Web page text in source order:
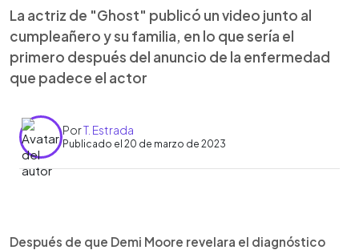
La actriz de "Ghost" publicó un video junto al
cumpleañero y su familia, en lo que sería el
primero después del anuncio de la enfermedad
que padece el actor
PorT. Estrada
Publicado el 20 de marzo de 2023
► Escuchar artículo
Después de que Demi Moore revelara el diagnóstico